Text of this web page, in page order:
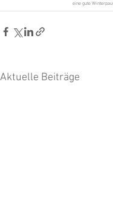
eine gute
Aktuelle Beiträge